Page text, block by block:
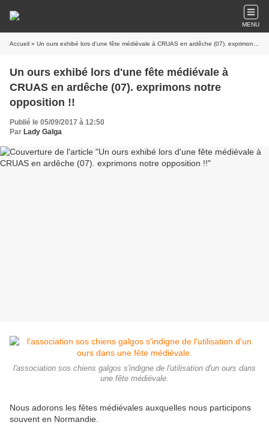
MENU
Accueil » Un ours exhibé lors d'une fête médiévale à CRUAS en ardêche (07). exprimons notre opposition !!
Un ours exhibé lors d'une fête médiévale à
CRUAS en ardêche (07). exprimons notre
opposition !!
Publié le 05/09/2017 à 12:50
Par Lady Galga
l'association sos chiens galgos s'indigne de l'utilisation d'un ours dans
une fête médiévale.
Nous adorons les fêtes médiévales auxquelles nous participons
souvent en Normandie.